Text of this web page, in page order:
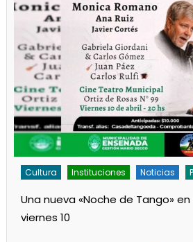
Cultura Noticias Principal
Los jardines de Ensenada